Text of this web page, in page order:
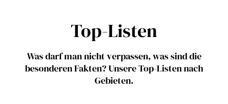
Top-Listen
Was darf man nicht verpassen, was sind die
besonderen Fakten? Unsere Top-Listen nach
Gebieten.